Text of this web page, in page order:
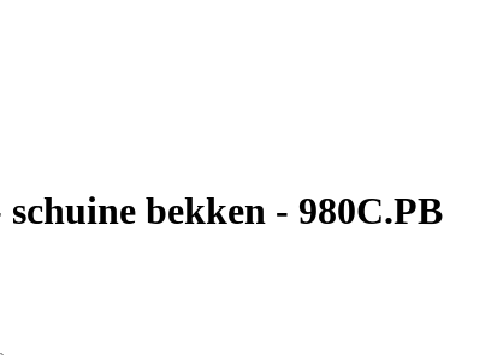
bekken - 980C.PB